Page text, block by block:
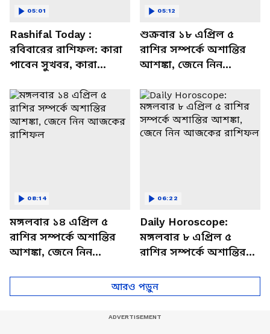
Rashifal Today :
রবিবারের রাশিফল: কারা
পাবেন সুখবর, কারা
বিশদে
05:01
শুক্রবার ১৮ এপ্রিল ৫
রাশির সম্পর্কে অশান্তির
আশঙ্কা, জেনে নিন
05:12
মঙ্গলবার ১৪ এপ্রিল ৫
রাশির সম্পর্কে অশান্তির
আশঙ্কা, জেনে নিন
08:14
Daily Horoscope:
মঙ্গলবার ৮ এপ্রিল ৫
রাশির সম্পর্কে অশান্তির
আজকের রাশিফল
06:22
আরও পড়ুন